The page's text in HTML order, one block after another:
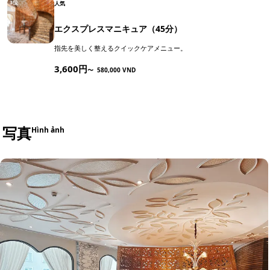
3位 人気
エクスプレスマニキュア（45分）
指先を美しく整えるクイックケアメニュー。
3,600円〜 580,000 VND
写真Hình ảnh